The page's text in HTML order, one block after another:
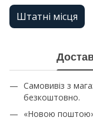
Штатні місця
Самовивіз з
безкоштовно.
«Новою поштою»